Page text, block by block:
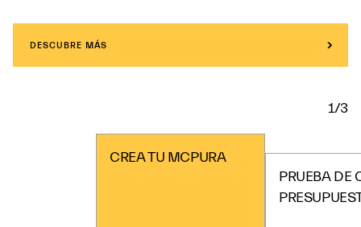
DESCUBRE MÁS
1/3
CREA TU MCPURA
PRUEBA DE